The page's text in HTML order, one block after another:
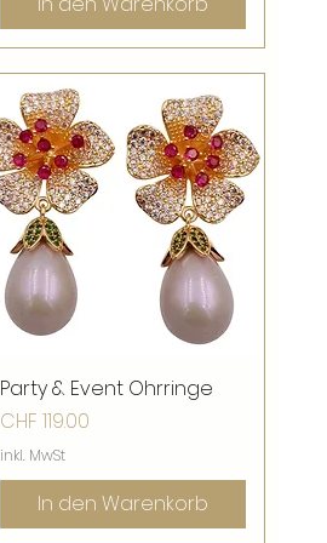
Schnellansicht
Party & Event Ohrringe
Preis
CHF 119.00
inkl. MwSt
In den Warenkorb